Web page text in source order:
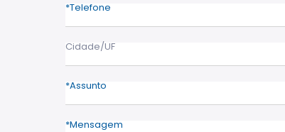
Telefone
Cidade/UF
Assunto
Mensagem